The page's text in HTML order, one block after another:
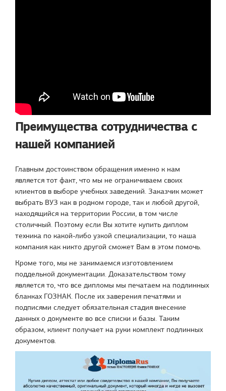
Преимущества сотрудничества с
нашей компанией
Главным достоинством обращения именно к нам
является тот факт, что мы не ограничиваем своих
клиентов в выборе учебных заведений. Заказчик может
выбрать ВУЗ как в родном городе, так и любой другой,
находящийся на территории России, в том числе
столичный. Поэтому если Вы хотите купить диплом
техника по какой-либо узкой специализации, то наша
компания как никто другой сможет Вам в этом помочь.
Кроме того, мы не занимаемся изготовлением
поддельной документации. Доказательством тому
является то, что все дипломы мы печатаем на подлинных
бланках ГОЗНАК. После их заверения печатями и
подписями следует обязательная стадия внесение
данных о документе во все списки и базы. Таким
образом, клиент получает на руки комплект подлинных
документов.